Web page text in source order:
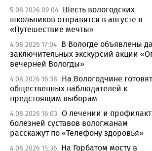
5.08.2026 09:04 Шесть вологодских
школьников отправятся в августе в
«Путешествие мечты»
4.08.2026 17:04 В Вологде объявлены
заключительных экскурсий акции
вечерней Вологды»
4.08.2026 16:38
На Вологодчине готовят
общественных наблюдателей к
предстоящим выборам
4.08.2026 16:03 О лечении и
болезней суставов вологжанам
расскажут по «Телефону здоровья»
4.08.2026 15:36 На Горбатом мосту в